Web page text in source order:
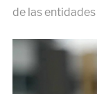
de las